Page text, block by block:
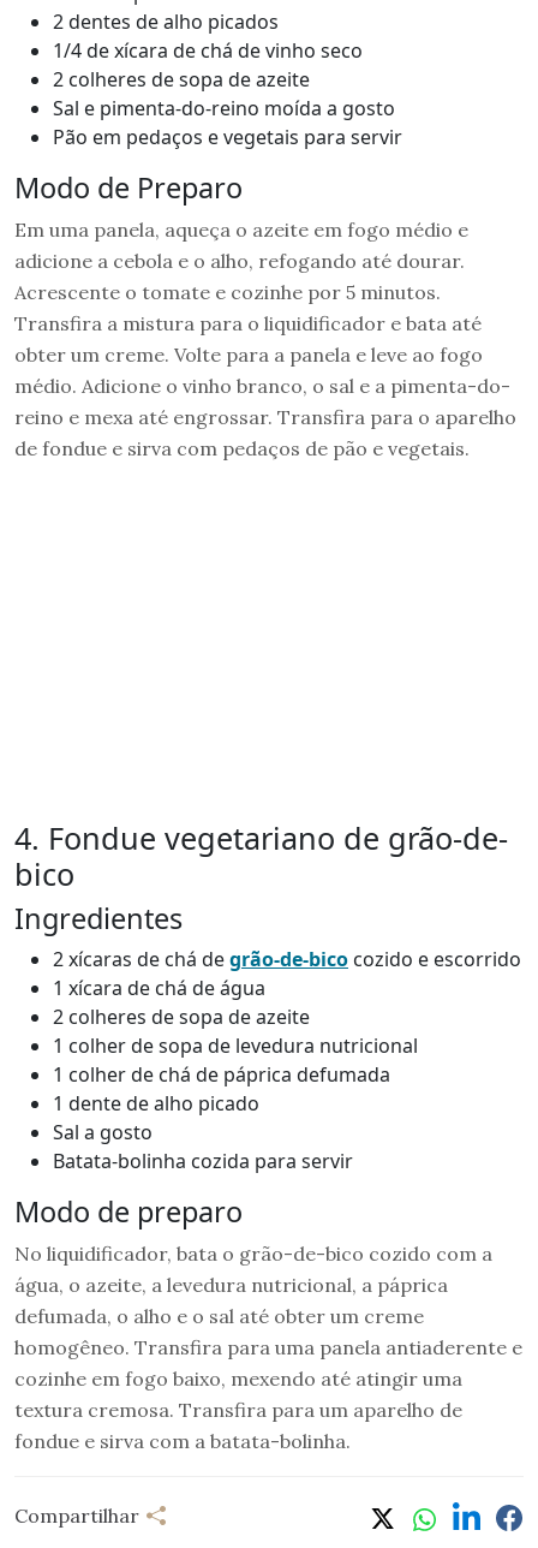
2 dentes de alho picados
1/4 de xícara de chá de vinho seco
2 colheres de sopa de azeite
Sal e pimenta-do-reino moída a gosto
Pão em pedaços e vegetais para servir
Modo de Preparo
Em uma panela, aqueça o azeite em fogo médio e
adicione a cebola e o alho, refogando até dourar.
Acrescente o tomate e cozinhe por 5 minutos.
Transfira a mistura para o liquidificador e bata até
obter um creme. Volte para a panela e leve ao fogo
médio. Adicione o vinho branco, o sal e a pimenta-do-
reino e mexa até engrossar. Transfira para o aparelho
de fondue e sirva com pedaços de pão e vegetais.
4. Fondue vegetariano de grão-de-
bico
Ingredientes
2 xícaras de chá degrão-de-bico cozido e escorrido
1 xícara de chá de água
2 colheres de sopa de azeite
1 colher de sopa de levedura nutricional
1 colher de chá de páprica defumada
1 dente de alho picado
Sal a gosto
Batata-bolinha cozida para servir
Modo de preparo
No liquidificador, bata o grão-de-bico cozido com a
água, o azeite, a levedura nutricional, a páprica
defumada, o alho e o sal até obter um creme
homogêneo. Transfira para uma panela antiaderente e
cozinhe em fogo baixo, mexendo até atingir uma
textura cremosa. Transfira para um aparelho de
fondue e sirva com a batata-bolinha.
Compartilhar